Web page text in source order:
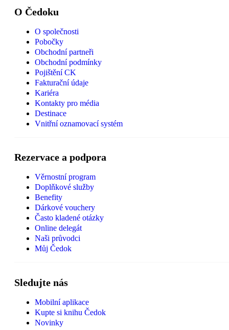
O Čedoku
O společnosti
Pobočky
Obchodní partneři
Obchodní podmínky
Pojištění CK
Fakturační údaje
Kariéra
Kontakty pro média
Destinace
Vnitřní oznamovací systém
Rezervace a podpora
Věrnostní program
Doplňkové služby
Benefity
Dárkové vouchery
Často kladené otázky
Online delegát
Naši průvodci
Můj Čedok
Sledujte nás
Mobilní aplikace
Kupte si knihu Čedok
Novinky